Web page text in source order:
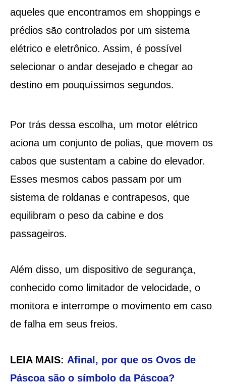
aqueles que encontramos em shoppings e
prédios são controlados por um sistema
elétrico e eletrônico. Assim, é possível
selecionar o andar desejado e chegar ao
destino em pouquíssimos segundos.
Por trás dessa escolha, um motor elétrico
aciona um conjunto de polias, que movem os
cabos que sustentam a cabine do elevador.
Esses mesmos cabos passam por um
sistema de roldanas e contrapesos, que
equilibram o peso da cabine e dos
passageiros.
Além disso, um dispositivo de segurança,
conhecido como limitador de velocidade, o
monitora e interrompe o movimento em caso
de falha em seus freios.
LEIA MAIS: Afinal, por que os Ovos de
Páscoa são o símbolo da Páscoa?